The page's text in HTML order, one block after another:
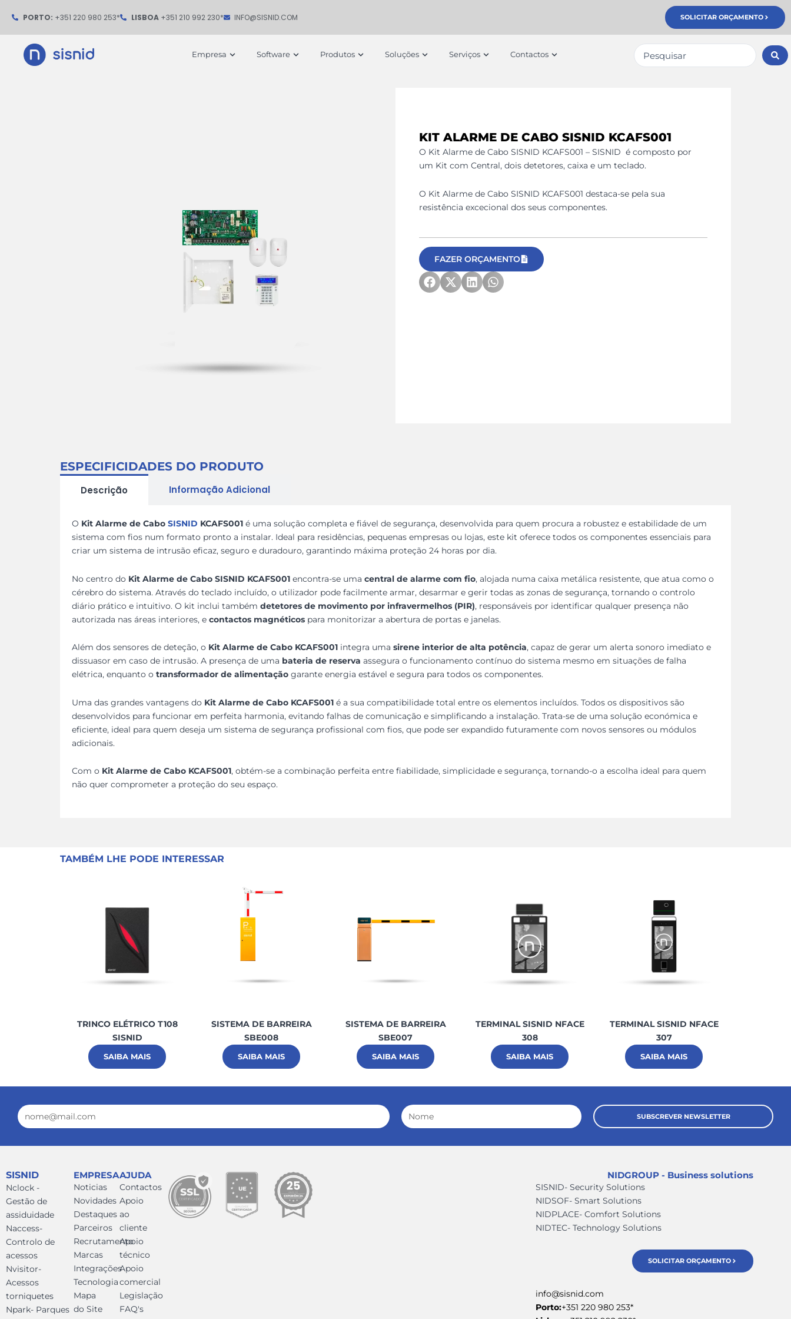
para
conteúdo
PORTO: +351 220 980 253* LISBOA+351 210 992 230* INFO@SISNID.COM SOLICITAR ORÇAMENTO
Empresa Open Empresa
Software Open Software
Produtos Open Produtos
Soluções Open Soluções
Serviços Open Serviços
Contactos Open ContactosPesquisar
...
KIT ALARME DE CABO SISNID KCAFS001
O Kit Alarme de Cabo SISNID KCAFS001 – SISNID é composto por
um Kit com Central, dois detetores, caixa e um teclado.
O Kit Alarme de Cabo SISNID KCAFS001 destaca-se pela sua
resistência excecional dos seus componentes.
FAZER ORÇAMENTO
ESPECIFICIDADES DO PRODUTO
Descrição Informação Adicional
O Kit Alarme de Cabo SISNID KCAFS001 é uma solução completa e fiável de segurança, desenvolvida para quem procura a robustez e estabilidade de um
sistema com fios num formato pronto a instalar. Ideal para residências, pequenas empresas ou lojas, este kit oferece todos os componentes essenciais para
criar um sistema de intrusão eficaz, seguro e duradouro, garantindo máxima proteção 24 horas por dia.
No centro do Kit Alarme de Cabo SISNID KCAFS001 encontra-se uma central de alarme com fio, alojada numa caixa metálica resistente, que atua como o
cérebro do sistema. Através do teclado incluído, o utilizador pode facilmente armar, desarmar e gerir todas as zonas de segurança, tornando o controlo
diário prático e intuitivo. O kit inclui também detetores de movimento por infravermelhos (PIR), responsáveis por identificar qualquer presença não
autorizada nas áreas interiores, e contactos magnéticos para monitorizar a abertura de portas e janelas.
Além dos sensores de deteção, o Kit Alarme de Cabo KCAFS001 integra uma sirene interior de alta potência, capaz de gerar um alerta sonoro imediato e
dissuasor em caso de intrusão. A presença de uma bateria de reserva assegura o funcionamento contínuo do sistema mesmo em situações de falha
elétrica, enquanto o transformador de alimentação garante energia estável e segura para todos os componentes.
Uma das grandes vantagens do Kit Alarme de Cabo KCAFS001 é a sua compatibilidade total entre os elementos incluídos. Todos os dispositivos são
desenvolvidos para funcionar em perfeita harmonia, evitando falhas de comunicação e simplificando a instalação. Trata-se de uma solução económica e
eficiente, ideal para quem deseja um sistema de segurança profissional com fios, que pode ser expandido futuramente com novos sensores ou módulos
adicionais.
Com o Kit Alarme de Cabo KCAFS001, obtém-se a combinação perfeita entre fiabilidade, simplicidade e segurança, tornando-o a escolha ideal para quem
não quer comprometer a proteção do seu espaço.
TAMBÉM LHE PODE INTERESSAR
TRINCO ELÉTRICO T108
SISNID
SAIBA MAIS
SISTEMA DE BARREIRA
SBE008
SAIBA MAIS
SISTEMA DE BARREIRA
SBE007
SAIBA MAIS
TERMINAL SISNID NFACE
308
SAIBA MAIS
TERMINAL SISNID NFACE
307
SAIBA MAIS
Email Nome
SUBSCREVER NEWSLETTER
SISNID
Nclock -
Gestão de
assiduidade
Naccess-
Controlo de
acessos
Nvisitor-
Acessos
torniquetes
Npark- Parques
EMPRESA
Noticias
Novidades
Destaques
Parceiros
Recrutamento
Marcas
Integrações
Tecnologia
Mapa
do Site
AJUDA
Contactos
Apoio
ao
cliente
Apoio
técnico
Apoio
comercial
Legislação
FAQ's
NIDGROUP - Business solutions
SISNID- Security Solutions
NIDSOF- Smart Solutions
NIDPLACE- Comfort Solutions
NIDTEC- Technology Solutions
SOLICITAR ORÇAMENTO
info@sisnid.com
Porto:+351 220 980 253*